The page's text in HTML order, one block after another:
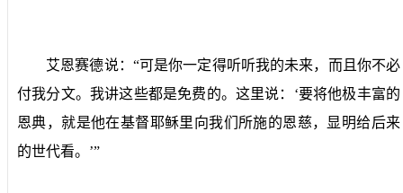
艾恩赛德说：“可是你一定得听听我的未来，而且你不必
付我分文。我讲这些都是免费的。这里说：‘要将他极丰富的
恩典，就是他在基督耶稣里向我们所施的恩慈，显明给后来
的世代看。’”